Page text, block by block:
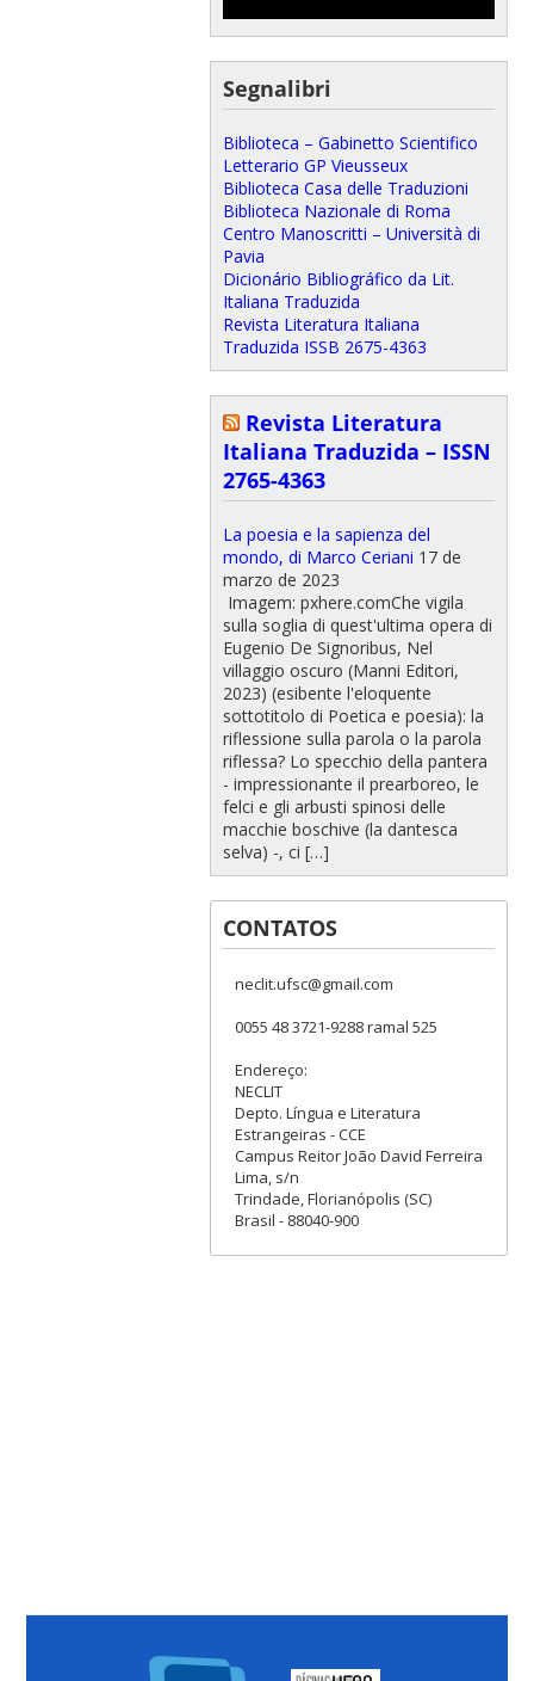
Segnalibri
Biblioteca – Gabinetto Scientifico
Letterario GP Vieusseux
Biblioteca Casa delle Traduzioni
Biblioteca Nazionale di Roma
Centro Manoscritti – Università di
Pavia
Dicionário Bibliográfico da Lit.
Italiana Traduzida
Revista Literatura Italiana
Traduzida ISSB 2675-4363
Revista Literatura
Italiana Traduzida – ISSN
2765-4363
La poesia e la sapienza del
mondo, di Marco Ceriani 17 de
marzo de 2023
Imagem: pxhere.comChe vigila
sulla soglia di quest'ultima opera di
Eugenio De Signoribus, Nel
villaggio oscuro (Manni Editori,
2023) (esibente l'eloquente
sottotitolo di Poetica e poesia): la
riflessione sulla parola o la parola
riflessa? Lo specchio della pantera
- impressionante il prearboreo, le
felci e gli arbusti spinosi delle
macchie boschive (la dantesca
selva) -, ci […]
CONTATOS
neclit.ufsc@gmail.com
0055 48 3721-9288 ramal 525
Endereço:
NECLIT
Depto. Língua e Literatura
Estrangeiras - CCE
Campus Reitor João David Ferreira
Lima, s/n
Trindade, Florianópolis (SC)
Brasil - 88040-900